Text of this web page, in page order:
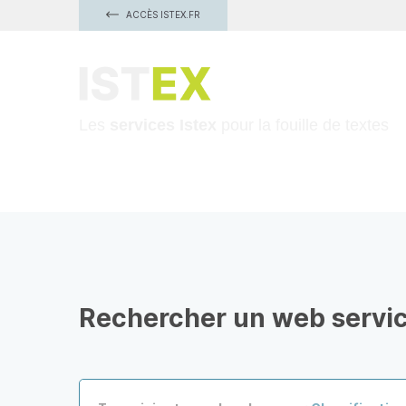
ACCÈS ISTEX.FR
Rechercher un web